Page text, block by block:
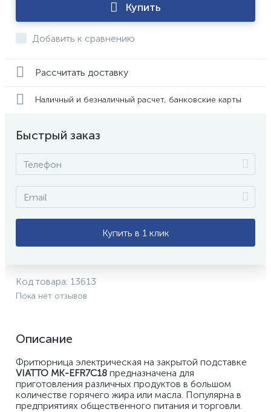
Купить
Добавить к сравнению
Рассчитать доставку
Наличный и безналичный расчет, банковские карты
Быстрый заказ
Купить в 1 клик
Код товара: 13613
Пока нет отзывов
Описание
VIATTO MK-EFR7C18 предназначена для
приготовления различных продуктов в большом
количестве горячего жира или масла. Популярна в
предприятиях общественного питания и торговли.